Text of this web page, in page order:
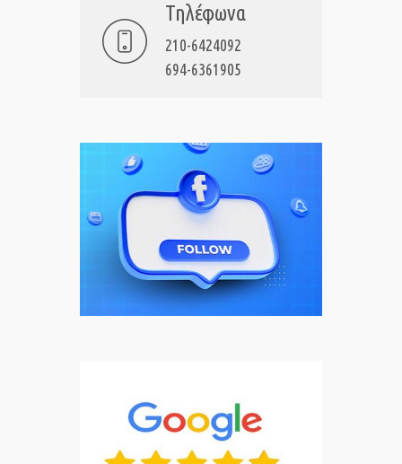
Τηλέφωνα
210-6424092
694-6361905